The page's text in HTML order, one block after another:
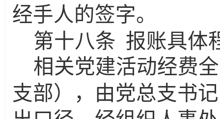
经手人的签字。
第十八条 报账具体
相关党建活动经费
支部），由党总支书